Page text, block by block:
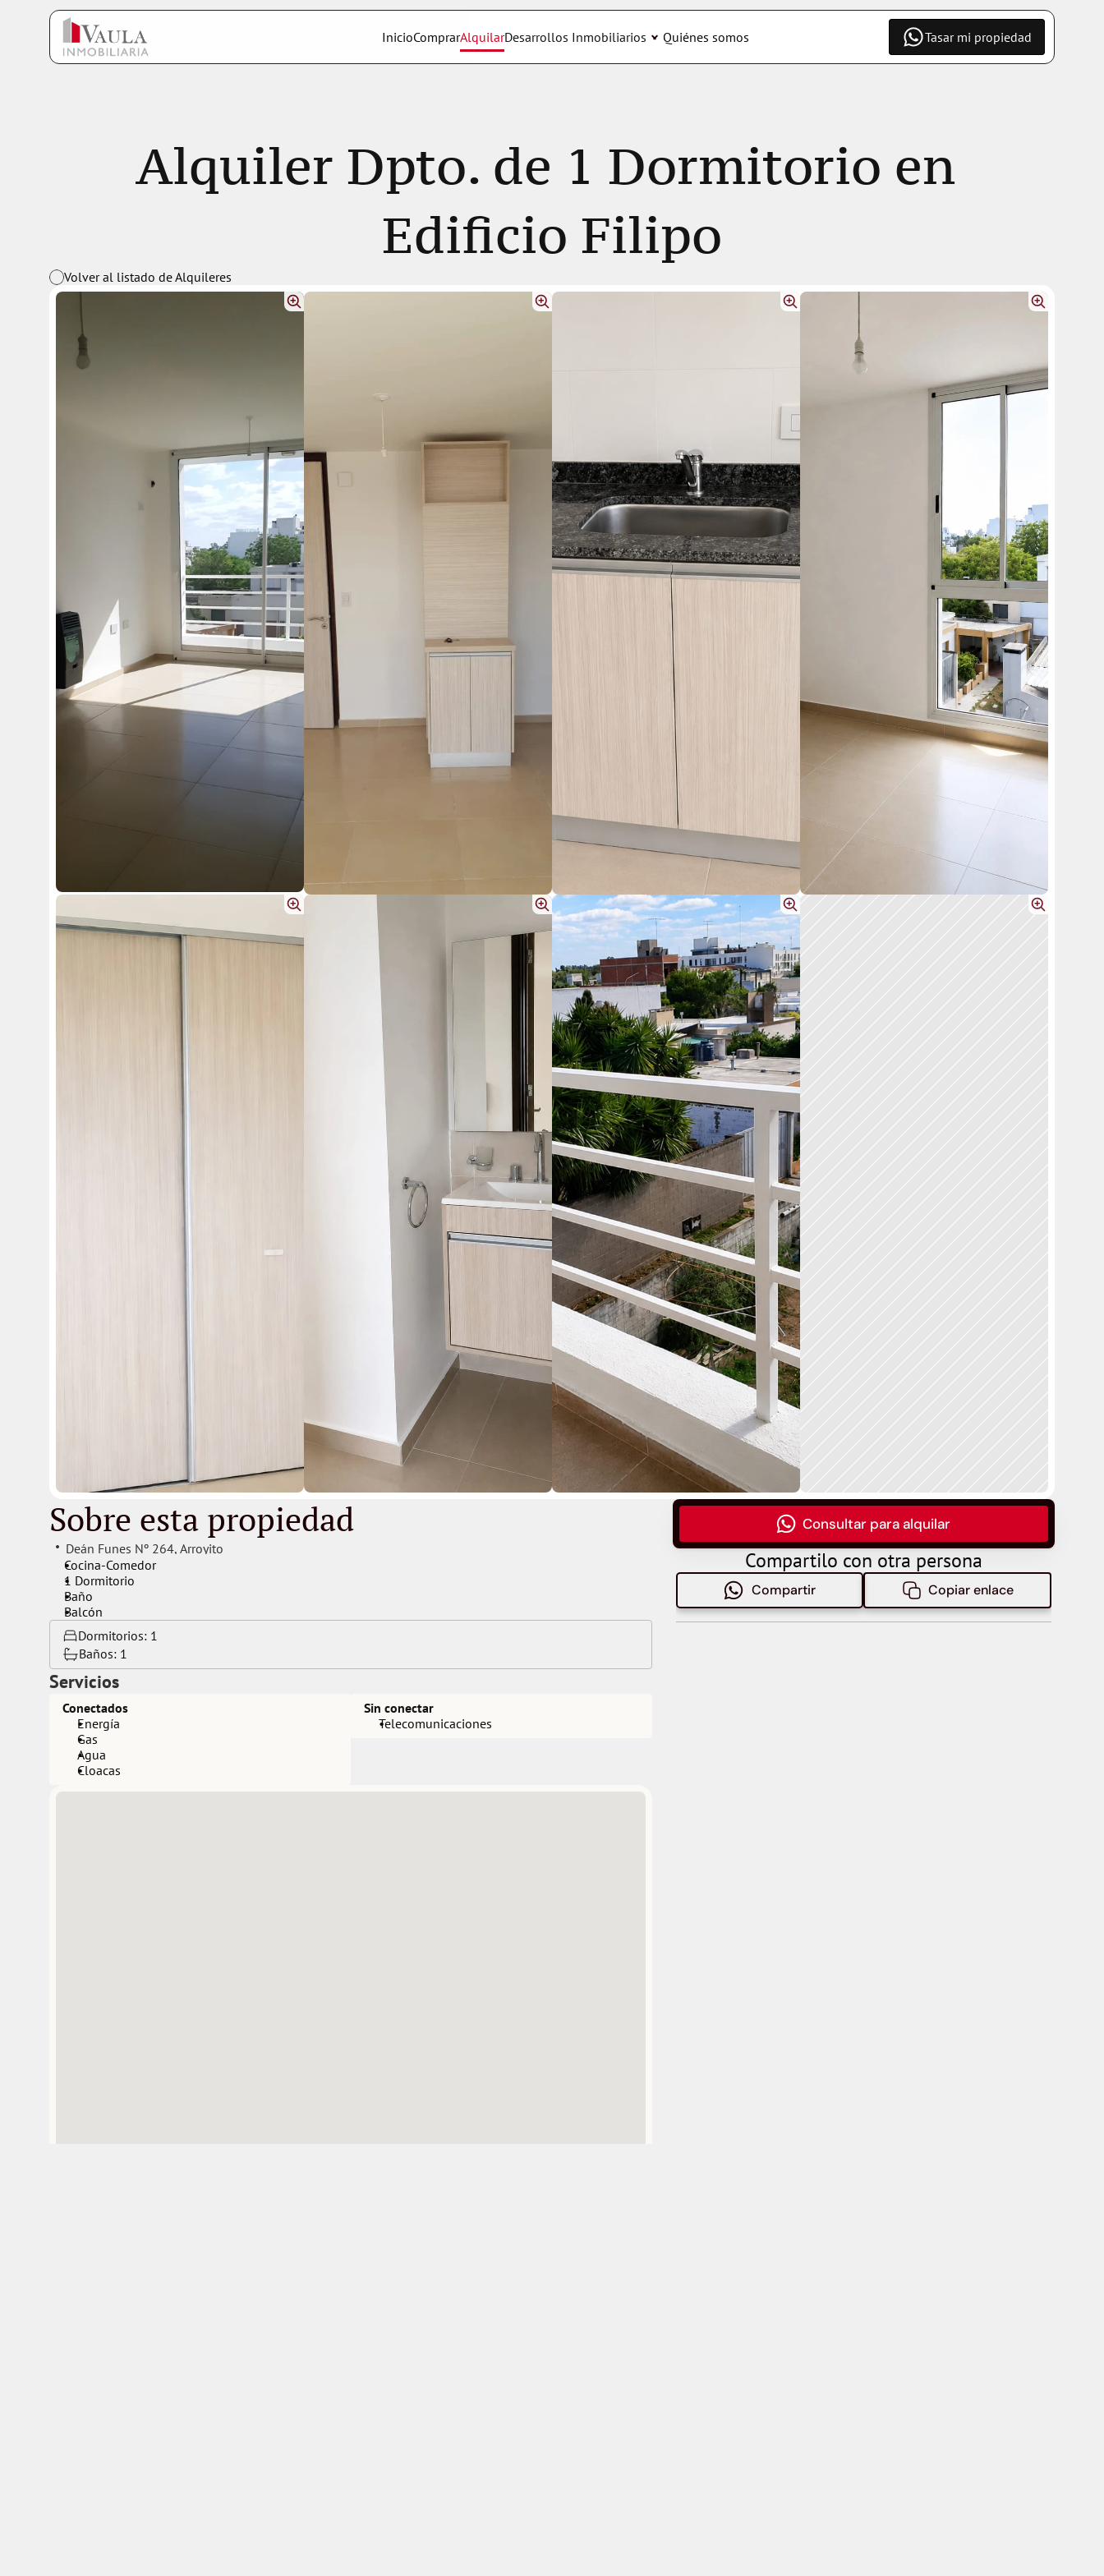
InicioComprarAlquilarDesarrollos Inmobiliarios Quiénes somos Tasar mi propiedad
Alquiler Dpto. de 1 Dormitorio en
Edificio Filipo
Volver al listado de Alquileres
Sobre esta propiedad
Deán Funes Nº 264, Arroyito
Cocina-Comedor
1 Dormitorio
Baño
Balcón
Dormitorios: 1
Baños: 1
Servicios
Conectados
Energía
Gas
Agua
Cloacas
Sin conectar
Telecomunicaciones
Consultar para alquilar
Compartilo con otra persona
Compartir Copiar enlace